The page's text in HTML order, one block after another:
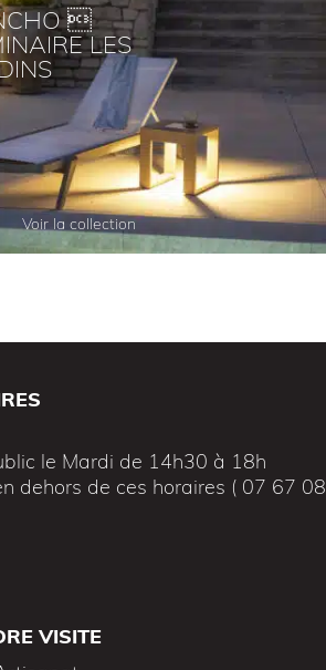

LES
Voir la collection
le Mardi de 14h30 à 18h
dehors de ces horaires ( 07 67 08
VISITE